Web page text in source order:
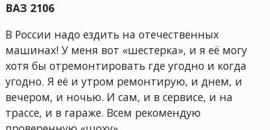
ВАЗ 2106
В России надо ездить на отечественных
машинах! У меня вот «шестерка», и я её могу
хотя бы отремонтировать где угодно и когда
угодно. Я её и утром ремонтирую, и днем, и
вечером, и ночью. И сам, и в сервисе, и на
трассе, и в гараже. Всем рекомендую